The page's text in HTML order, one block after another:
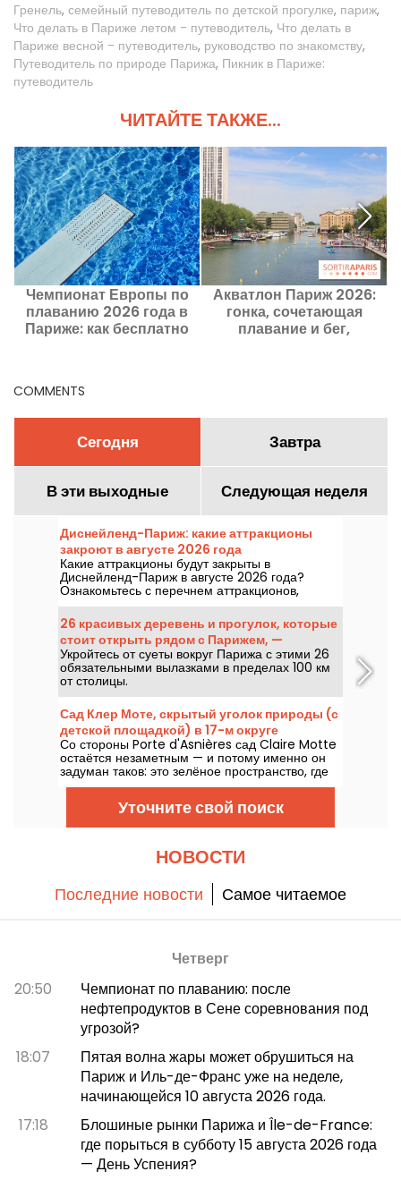
Гренель, семейный путеводитель по детской прогулке, париж,
Что делать в Париже летом - путеводитель, Что делать в
Париже весной - путеводитель, руководство по знакомству,
Путеводитель по природе Парижа, Пикник в Париже:
путеводитель
ЧИТАЙТЕ ТАКЖЕ...
Чемпионат Европы по
плаванию 2026 года в
Париже: как бесплатно
Акватлон Париж 2026:
гонка, сочетающая
плавание и бег,
COMMENTS
Сегодня Завтра
В эти выходные Следующая неделя
Диснейленд-Париж: какие аттракционы
закроют в августе 2026 года
Какие аттракционы будут закрыты в
Диснейленд-Париж в августе 2026 года?
Ознакомьтесь с перечнем аттракционов,
временно недоступных из-за обслуживания
или реконструкции, чтобы спланировать свой
визит в парки Disney.
26 красивых деревень и прогулок, которые
стоит открыть рядом с Парижем, —
сокровища Иль-де-Франс
Укройтесь от суеты вокруг Парижа с этими 26
обязательными вылазками в пределах 100 км
от столицы.
Сад Клер Моте, скрытый уголок природы (с
детской площадкой) в 17-м округе
Со стороны Porte d'Asnières сад Claire Motte
остаётся незаметным — и потому именно он
задуман таков: это зелёное пространство, где
можно восстановиться, в полном спокойствии.
Уточните свой поиск
НОВОСТИ
Последние новости Самое читаемое
Четверг
20:50
Чемпионат по плаванию: после
нефтепродуктов в Сене соревнования под
угрозой?
18:07
Пятая волна жары может обрушиться на
Париж и Иль-де-Франс уже на неделе,
начинающейся 10 августа 2026 года.
17:18
Блошиные рынки Парижа и Île-de-France:
где порыться в субботу 15 августа 2026 года
— День Успения?